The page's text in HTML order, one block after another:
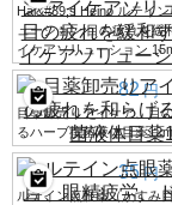
Hai&#39;s Heino ルテイ
ューション 目の疲れを緩
イケアソリューション
82 円
目薬卸売りアイケア、目
るハーブ抗菌液体目薬12ml
35 円
ルテイン点眼薬（かすみ